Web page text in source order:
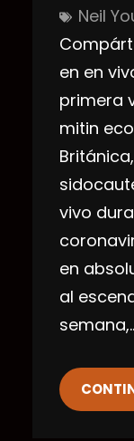
Neil
en en
primera
mitin
vivo
en
al